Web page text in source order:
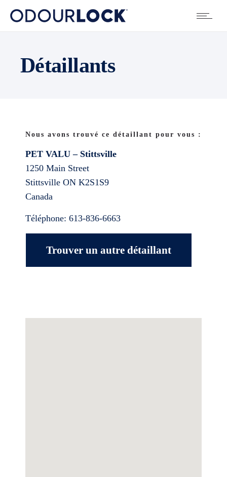
Détaillants
Nous avons trouvé ce détaillant pour vous :
PET VALU – Stittsville
1250 Main Street
Stittsville ON K2S1S9
Canada
Téléphone: 613-836-6663
Trouver un autre détaillant